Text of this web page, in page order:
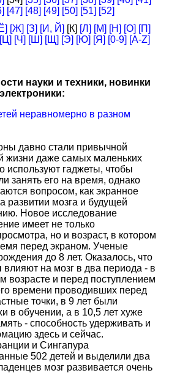
[47] [48] [49] [50] [51] [52]
[Ж] [З] [И, Й] [К] [Л] [М] [Н] [О] [П]
[Ц] [Ч] [Ш] [Щ] [Э] [Ю] [Я] [0-9] [A-Z]
науки и техники, новинки
электроники:
неравномерно в разном
давно стали привычной
жизни даже самых маленьких
используют гаджеты, чтобы
занять его на время, однако
вопросом, как экранное
развитии мозга и будущей
Новое исследование
имеет не только
но и возраст, в котором
перед экраном. Ученые
до 8 лет. Оказалось, что
на мозг в два периода - в
возрасте и перед поступлением
времени проводивших перед
точки, в 9 лет были
в обучении, а в 10,5 лет хуже
- способность удерживать и
здесь и сейчас.
и Сингапура
502 детей и выделили два
мозг развивается очень